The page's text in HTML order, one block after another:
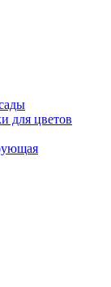
для цветов